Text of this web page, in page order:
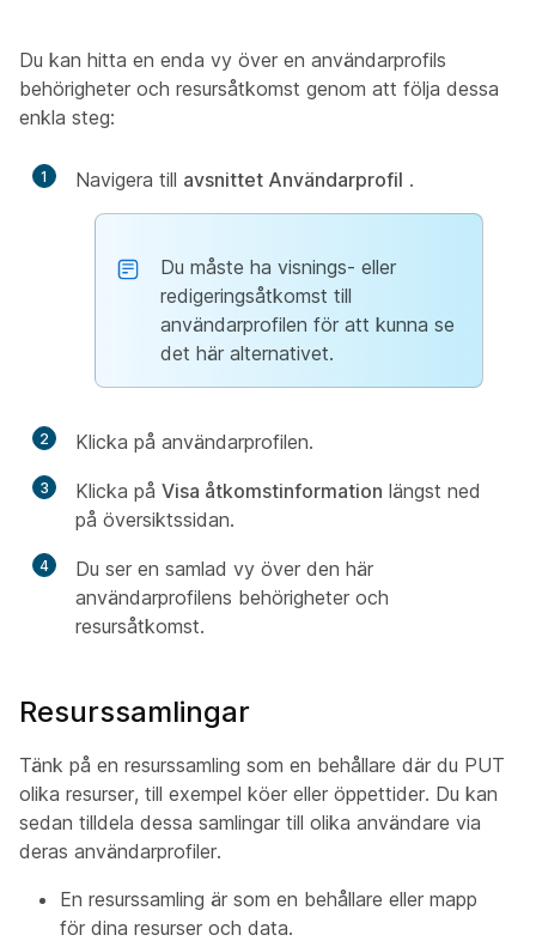
Du kan hitta en enda vy över en användarprofils
behörigheter och resursåtkomst genom att följa dessa
enkla steg:
1 Navigera till avsnittet Användarprofil .
Du måste ha visnings- eller
redigeringsåtkomst till
användarprofilen för att kunna se
det här alternativet.
2 Klicka på användarprofilen.
3 Klicka på Visa åtkomstinformation längst ned
på översiktssidan.
4
Du ser en samlad vy över den här
användarprofilens behörigheter och
resursåtkomst.
Resurssamlingar
Tänk på en resurssamling som en behållare där du PUT
olika resurser, till exempel köer eller öppettider. Du kan
sedan tilldela dessa samlingar till olika användare via
deras användarprofiler.
En resurssamling är som en behållare eller mapp
för dina resurser och data.